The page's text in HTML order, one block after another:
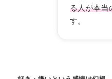
る人が本当
す。